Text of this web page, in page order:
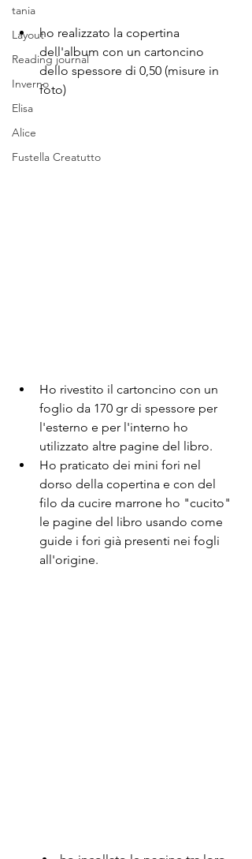
tania
Layout
Reading journal
Inverno
Elisa
Alice
Fustella Creatutto
ho realizzato la copertina
dell'album con un cartoncino
dello spessore di 0,50 (misure in
foto)
Ho rivestito il cartoncino con un
foglio da 170 gr di spessore per
l'esterno e per l'interno ho
utilizzato altre pagine del libro.
Ho praticato dei mini fori nel
dorso della copertina e con del
filo da cucire marrone ho "cucito"
le pagine del libro usando come
guide i fori già presenti nei fogli
all'origine.